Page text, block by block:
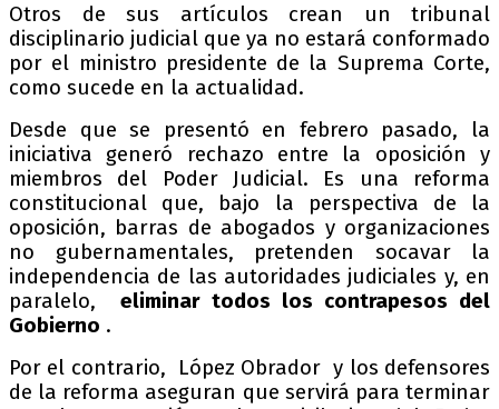
Otros de sus artículos crean un tribunal
disciplinario judicial que ya no estará conformado
por el ministro presidente de la Suprema Corte,
como sucede en la actualidad.
Desde que se presentó en febrero pasado, la
iniciativa generó rechazo entre la oposición y
miembros del Poder Judicial. Es una reforma
constitucional que, bajo la perspectiva de la
oposición, barras de abogados y organizaciones
no gubernamentales, pretenden socavar la
independencia de las autoridades judiciales y, en
paralelo,eliminar todos los contrapesos del
Gobierno .
Por el contrario, López Obrador y los defensores
de la reforma aseguran que servirá para terminar